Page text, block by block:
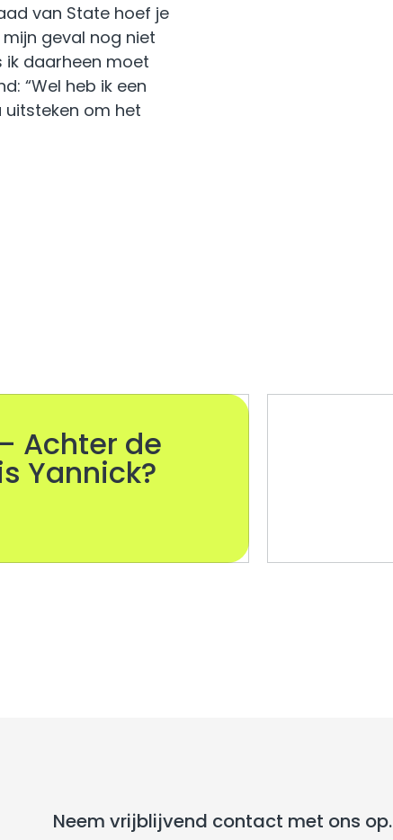
van State hoef je
geval nog niet
daarheen moet
“Wel heb ik een
uitsteken om het
Achter de
Yannick?
Neem vrijblijvend contact met ons op.